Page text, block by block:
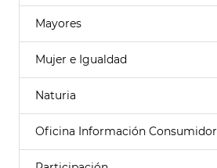
Mayores
Mujer e Igualdad
Naturia
Oficina Información Consumidor